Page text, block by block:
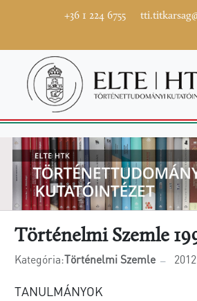
+36 1 224 6755
Történelmi Szemle
Kategória:Történelmi Szemle
TANULMÁNYOK